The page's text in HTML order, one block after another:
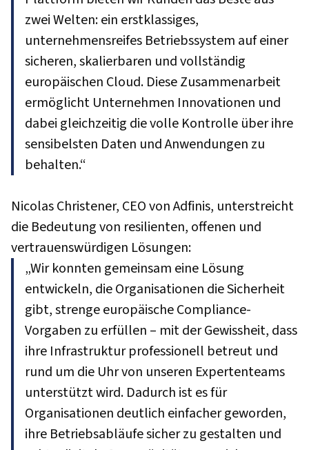
zwei Welten: ein erstklassiges,
unternehmensreifes Betriebssystem auf einer
sicheren, skalierbaren und vollständig
europäischen Cloud. Diese Zusammenarbeit
ermöglicht Unternehmen Innovationen und
dabei gleichzeitig die volle Kontrolle über ihre
sensibelsten Daten und Anwendungen zu
behalten.“
Nicolas Christener, CEO von Adfinis, unterstreicht
die Bedeutung von resilienten, offenen und
vertrauenswürdigen Lösungen:
„Wir konnten gemeinsam eine Lösung
entwickeln, die Organisationen die Sicherheit
gibt, strenge europäische Compliance-
Vorgaben zu erfüllen – mit der Gewissheit, dass
ihre Infrastruktur professionell betreut und
rund um die Uhr von unseren Expertenteams
unterstützt wird. Dadurch ist es für
Organisationen deutlich einfacher geworden,
ihre Betriebsabläufe sicher zu gestalten und